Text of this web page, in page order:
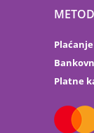
Platne